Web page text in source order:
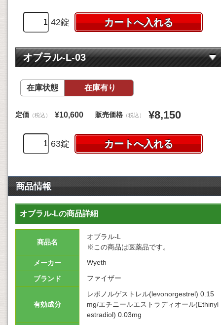
42錠
オブラル-L-03
在庫状態 在庫有り
定価 （税込） ¥10,600 販売価格 （税込） ¥8,150
63錠
商品情報
オブラル-Lの商品詳細
商品名
オブラル-L
※この商品は医薬品です。
メーカー
Wyeth
ブランド ファイザー
有効成分
レボノルゲストレル(levonorgestrel) 0.15
mg/エチニールエストラディオール(Ethinyl
estradiol) 0.03mg